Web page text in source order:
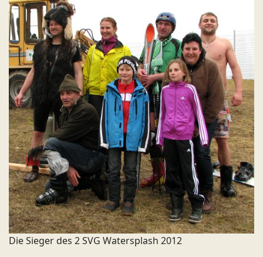
Die Sieger des 2 SVG Watersplash 2012